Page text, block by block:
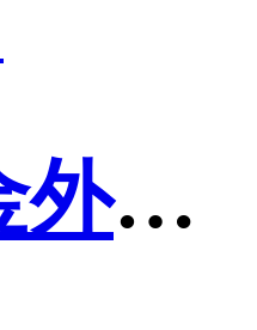
铝合金外壳做喷漆与喷塑有什么区别？哪个效果好？